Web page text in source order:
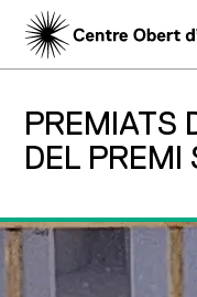
PREMIATS
DEL PREMI